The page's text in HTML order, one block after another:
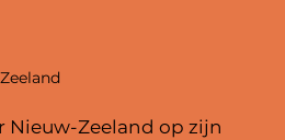
Nieuw-Zeeland op zijn